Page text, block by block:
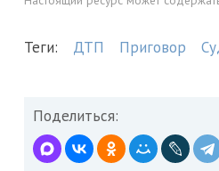
Теги: ДТП Приговор
Поделиться: